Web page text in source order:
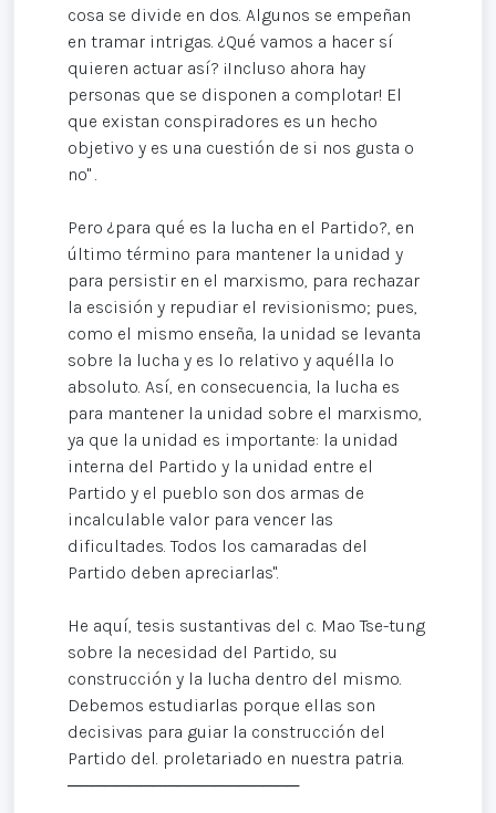
cosa se divide en dos. Algunos se empeñan
en tramar intrigas. ¿Qué vamos a hacer sí
quieren actuar así? ¡Incluso ahora hay
personas que se disponen a complotar! El
que existan conspiradores es un hecho
objetivo y es una cuestión de si nos gusta o
no" .
Pero ¿para qué es la lucha en el Partido?, en
último término para mantener la unidad y
para persistir en el marxismo, para rechazar
la escisión y repudiar el revisionismo; pues,
como el mismo enseña, la unidad se levanta
sobre la lucha y es lo relativo y aquélla lo
absoluto. Así, en consecuencia, la lucha es
para mantener la unidad sobre el marxismo,
ya que la unidad es importante: la unidad
interna del Partido y la unidad entre el
Partido y el pueblo son dos armas de
incalculable valor para vencer las
dificultades. Todos los camaradas del
Partido deben apreciarlas".
He aquí, tesis sustantivas del c. Mao Tse-tung
sobre la necesidad del Partido, su
construcción y la lucha dentro del mismo.
Debemos estudiarlas porque ellas son
decisivas para guiar la construcción del
Partido del. proletariado en nuestra patria.
───────────────────